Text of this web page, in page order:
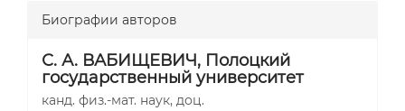
Биографии авторов
С. А. ВАБИЩЕВИЧ, Полоцкий
государственный университет
канд. физ.-мат. наук, доц.